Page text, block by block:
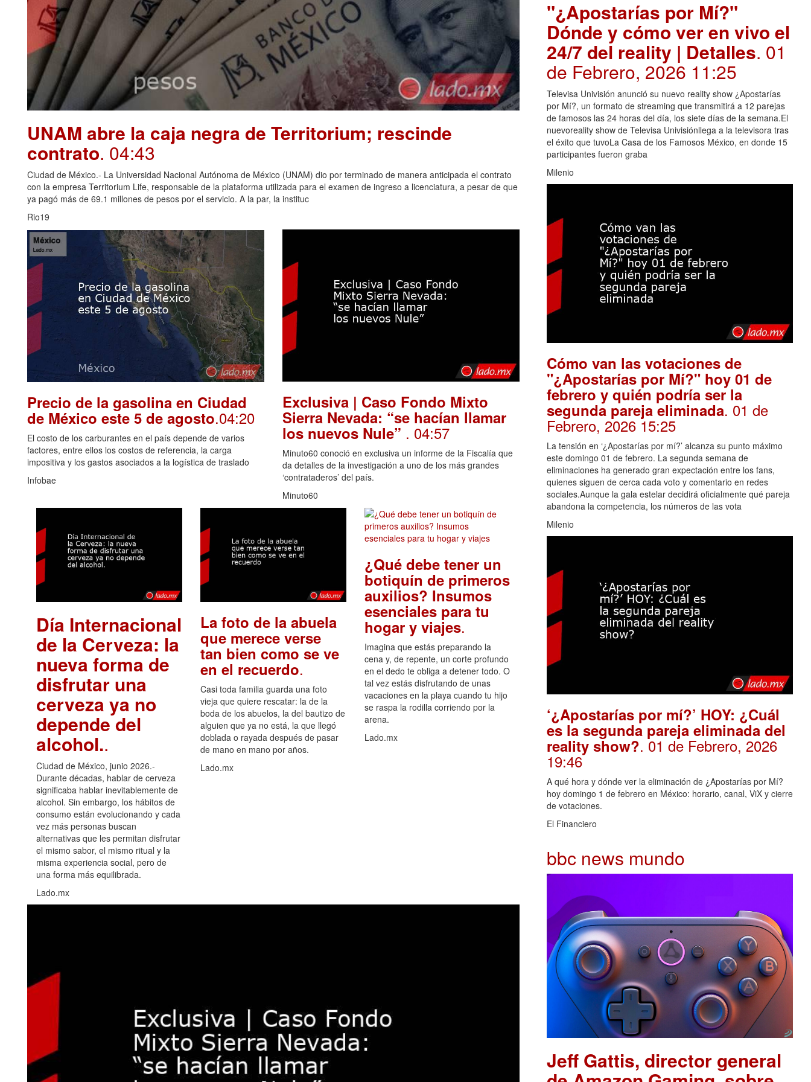
UNAM abre la caja negra de Territorium; rescinde
contrato. 04:43
Ciudad de México.- La Universidad Nacional Autónoma de México (UNAM) dio por terminado de manera anticipada el contrato
con la empresa Territorium Life, responsable de la plataforma utilizada para el examen de ingreso a licenciatura, a pesar de que
ya pagó más de 69.1 millones de pesos por el servicio. A la par, la instituc
Rio19
Precio de la gasolina en Ciudad
de México este 5 de agosto.04:20
El costo de los carburantes en el país depende de varios
factores, entre ellos los costos de referencia, la carga
impositiva y los gastos asociados a la logística de traslado
Infobae
Exclusiva | Caso Fondo Mixto
Sierra Nevada: “se hacían llamar
los nuevos Nule” . 04:57
Minuto60 conoció en exclusiva un informe de la Fiscalía que
da detalles de la investigación a uno de los más grandes
‘contrataderos’ del país.
Minuto60
Día Internacional
de la Cerveza: la
nueva forma de
disfrutar una
cerveza ya no
depende del
alcohol..
Ciudad de México, junio 2026.-
Durante décadas, hablar de cerveza
significaba hablar inevitablemente de
alcohol. Sin embargo, los hábitos de
consumo están evolucionando y cada
vez más personas buscan
alternativas que les permitan disfrutar
el mismo sabor, el mismo ritual y la
misma experiencia social, pero de
una forma más equilibrada.
Lado.mx
La foto de la abuela
que merece verse
tan bien como se ve
en el recuerdo.
Casi toda familia guarda una foto
vieja que quiere rescatar: la de la
boda de los abuelos, la del bautizo de
alguien que ya no está, la que llegó
doblada o rayada después de pasar
de mano en mano por años.
Lado.mx
¿Qué debe tener un
botiquín de primeros
auxilios? Insumos
esenciales para tu
hogar y viajes.
Imagina que estás preparando la
cena y, de repente, un corte profundo
en el dedo te obliga a detener todo. O
tal vez estás disfrutando de unas
vacaciones en la playa cuando tu hijo
se raspa la rodilla corriendo por la
arena.
Lado.mx
"¿Apostarías por Mí?"
Dónde y cómo ver en vivo el
24/7 del reality | Detalles. 01
de Febrero, 2026 11:25
Televisa Univisión anunció su nuevo reality show ¿Apostarías
por Mí?, un formato de streaming que transmitirá a 12 parejas
de famosos las 24 horas del día, los siete días de la semana.El
nuevoreality show de Televisa Univisiónllega a la televisora tras
el éxito que tuvoLa Casa de los Famosos México, en donde 15
participantes fueron graba
Milenio
Cómo van las votaciones de
"¿Apostarías por Mí?" hoy 01 de
febrero y quién podría ser la
segunda pareja eliminada. 01 de
Febrero, 2026 15:25
La tensión en ‘¿Apostarías por mí?’ alcanza su punto máximo
este domingo 01 de febrero. La segunda semana de
eliminaciones ha generado gran expectación entre los fans,
quienes siguen de cerca cada voto y comentario en redes
sociales.Aunque la gala estelar decidirá oficialmente qué pareja
abandona la competencia, los números de las vota
Milenio
‘¿Apostarías por mí?’ HOY: ¿Cuál
es la segunda pareja eliminada del
reality show?. 01 de Febrero, 2026
19:46
A qué hora y dónde ver la eliminación de ¿Apostarías por Mí?
hoy domingo 1 de febrero en México: horario, canal, ViX y cierre
de votaciones.
El Financiero
bbc news mundo
Jeff Gattis, director general